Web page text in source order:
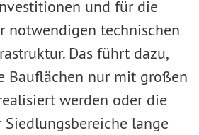
und für die
notwendigen technischen
Das führt dazu,
Bauflächen nur mit großen
werden oder die
Siedlungsbereiche lange